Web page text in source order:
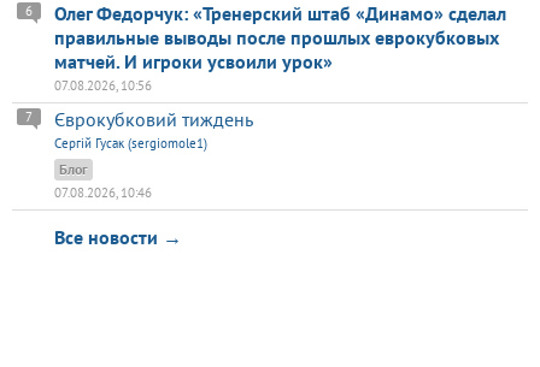
Олег Федорчук: «Тренерский штаб «Динамо» сделал
правильные выводы после прошлых еврокубковых
матчей. И игроки усвоили урок»
6
07.08.2026, 10:56
Єврокубковий тиждень
7
Сергій Гусак (sergiomole1)
Блог
07.08.2026, 10:46
Все новости →